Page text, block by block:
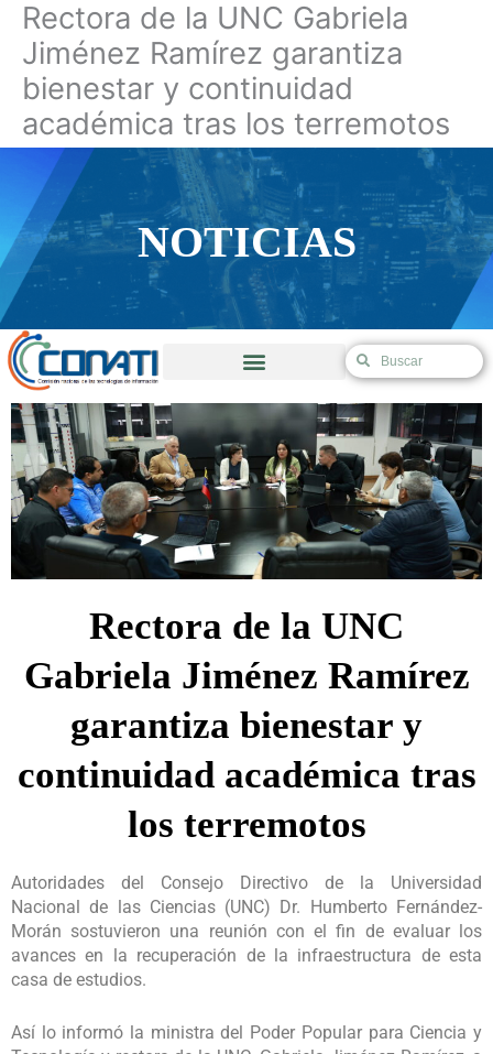
contenido
Rectora de la UNC Gabriela
Jiménez Ramírez garantiza
bienestar y continuidad
académica tras los terremotos
NOTICIAS
NOTICIAS
S
e
a
c
h
S
e
a
c
h
Rectora de la UNC
Gabriela Jiménez Ramírez
garantiza bienestar y
continuidad académica tras
los terremotos
Autoridades del Consejo Directivo de la Universidad
Nacional de las Ciencias (UNC) Dr. Humberto Fernández-
Morán sostuvieron una reunión con el fin de evaluar los
avances en la recuperación de la infraestructura de esta
casa de estudios.
Así lo informó la ministra del Poder Popular para Ciencia y